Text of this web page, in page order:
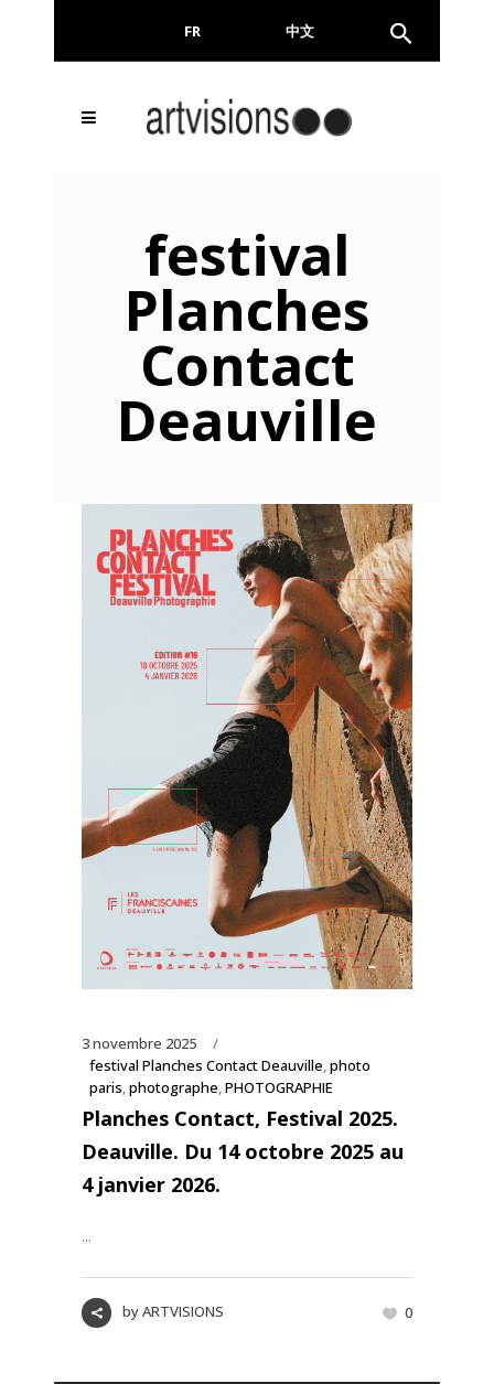
FR 中文
festival
Planches
Contact
Deauville
3 novembre 2025
festival Planches Contact Deauville photo
paris photographe PHOTOGRAPHIE
Planches Contact, Festival 2025.
Deauville. Du 14 octobre 2025 au
4 janvier 2026.
...
byARTVISIONS 0